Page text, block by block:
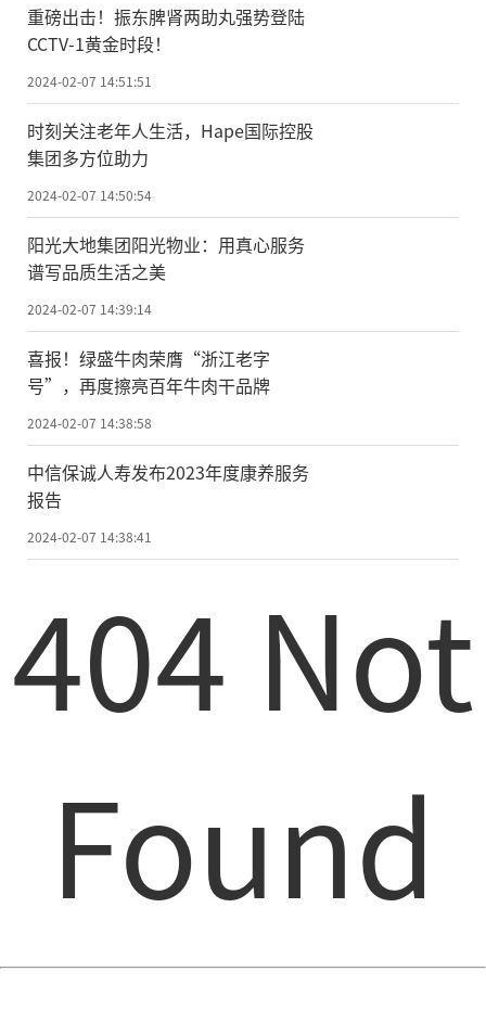
重磅出击！振东脾肾两助丸强势登陆
CCTV-1黄金时段！
2024-02-07 14:51:51
时刻关注老年人生活，Hape国际控股
集团多方位助力
2024-02-07 14:50:54
阳光大地集团阳光物业：用真心服务
谱写品质生活之美
2024-02-07 14:39:14
喜报！绿盛牛肉荣膺“浙江老字
号”，再度擦亮百年牛肉干品牌
2024-02-07 14:38:58
中信保诚人寿发布2023年度康养服务
报告
2024-02-07 14:38:41
404 Not
Found